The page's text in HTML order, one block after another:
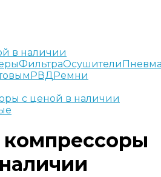
в наличии
ФильтраОсушители
РВДРемни
с ценой в наличии